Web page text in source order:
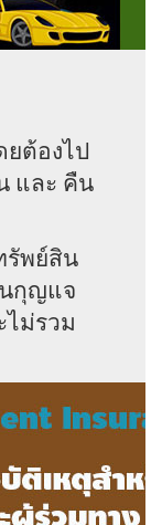
ยต้องไป
และ คืน
รัพย์สิน
กุญแจ
ไม่รวม